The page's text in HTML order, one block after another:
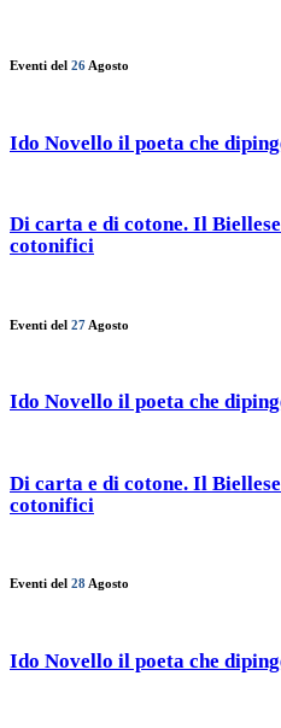
Eventi del 26 Agosto
Ido Novello il poeta che
Di carta e di cotone. Il
cotonifici
Eventi del 27 Agosto
Ido Novello il poeta che
Di carta e di cotone. Il
cotonifici
Eventi del 28 Agosto
Ido Novello il poeta che